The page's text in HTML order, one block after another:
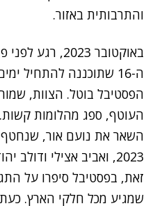
והתרבותית באזור.
באוקטובר
ה-16 שתוכננה להתחיל
הפסטיבל בוטל. הצוות,
העוטף, ספג מהלומות
השאר את נועם אור,
2023, ואביב אצילי
זאת, בפסטיבל סיפרו על
שמגיע מכל חלקי הארץ.